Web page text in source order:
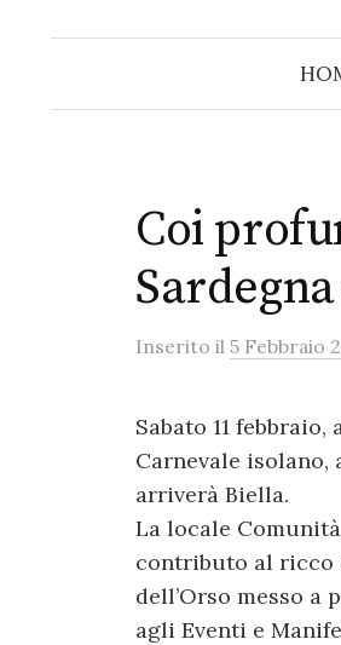
Coi
Inserito il 5 Febbraio
Sabato 11
Carnevale isolano,
arriverà Biella.
La locale
contributo al ricco
dell’Orso messo a
agli Eventi e